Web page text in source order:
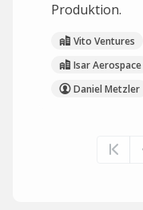
Produktion.
Vito Ventures
Isar Aerospace
Daniel Metzler